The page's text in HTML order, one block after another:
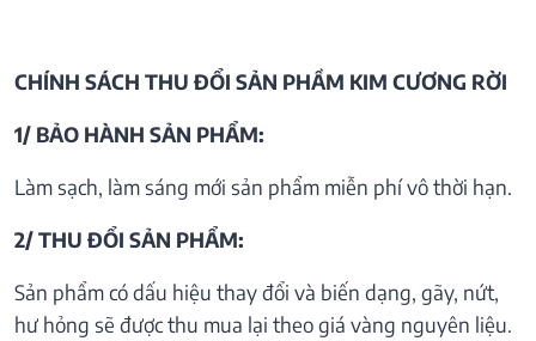
CHÍNH SÁCH THU ĐỔI SẢN PHẦM KIM CƯƠNG RỜI
1/ BẢO HÀNH SẢN PHẨM:
Làm sạch, làm sáng mới sản phẩm miễn phí vô thời hạn.
2/ THU ĐỔI SẢN PHẨM:
Sản phẩm có dấu hiệu thay đổi và biến dạng, gãy, nứt,
hư hỏng sẽ được thu mua lại theo giá vàng nguyên liệu.